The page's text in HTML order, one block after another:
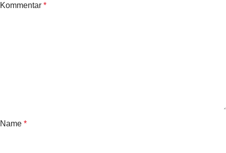
Kommentar *
Name *